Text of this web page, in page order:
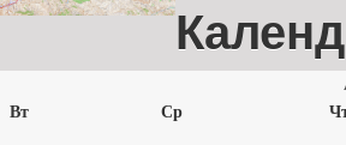
Вт Ср